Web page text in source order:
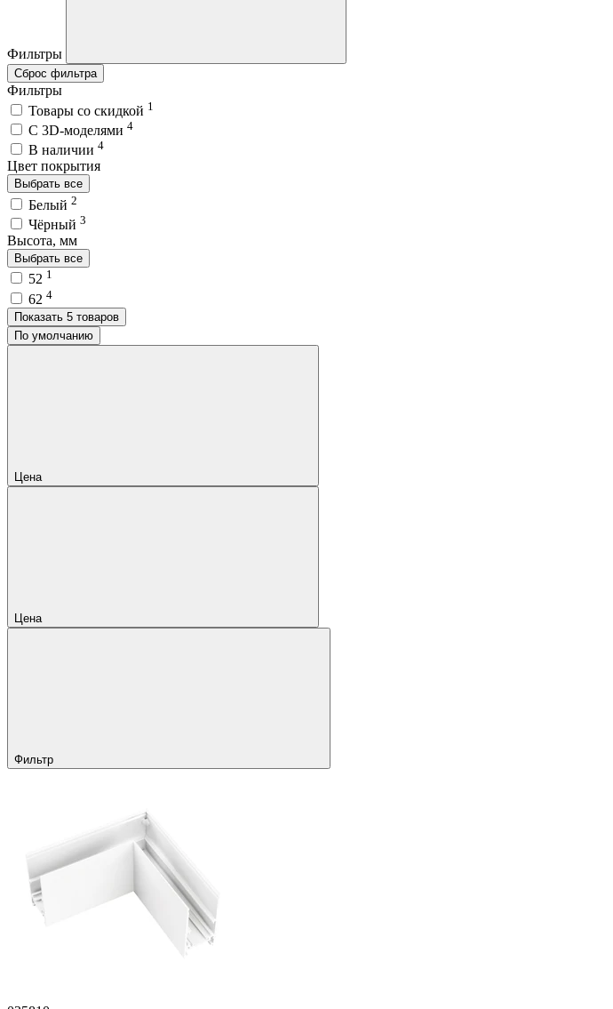
Фильтры
Сброс фильтра
Фильтры
Товары со скидкой 1
C 3D-моделями 4
В наличии 4
Цвет покрытия
Выбрать все
Белый 2
Чёрный 3
Высота, мм
Выбрать все
52 1
62 4
Показать 5 товаров
По умолчанию
Цена
Цена
Фильтр